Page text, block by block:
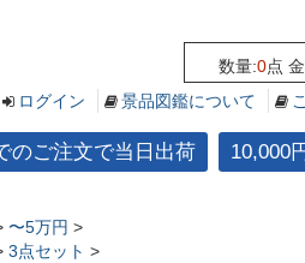
数量:0点
ログイン
景品図鑑について
のご注文で当日出荷 10,000
〜5万円 >
3点セット >